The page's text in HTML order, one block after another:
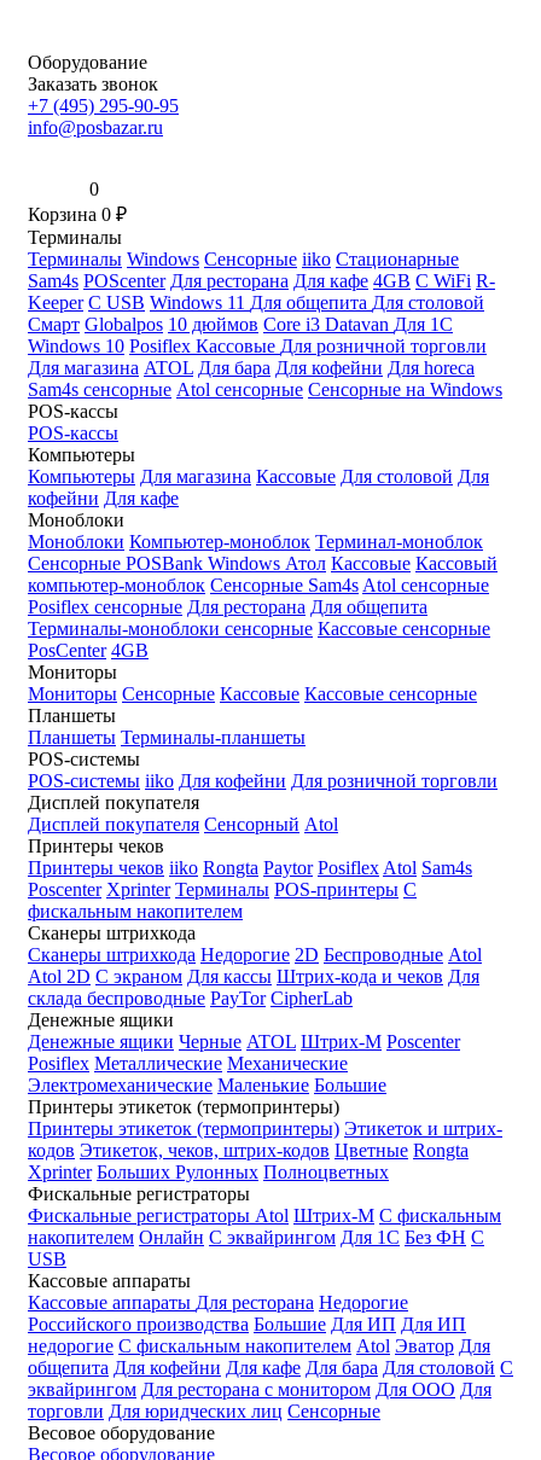
Оборудование
Заказать звонок
+7 (495) 295-90-95
info@posbazar.ru
0
Корзина 0 ₽
Терминалы
Терминалы Windows Сенсорные iiko Стационарные
Sam4s POScenter Для ресторана Для кафе 4GB С WiFi R-
Keeper С USB Windows 11 Для общепита Для столовой
Смарт Globalpos 10 дюймов Core i3 Datavan Для 1С
Windows 10 Posiflex Кассовые Для розничной торговли
Для магазина ATOL Для бара Для кофейни Для horeca
Sam4s сенсорные Atol сенсорные Сенсорные на Windows
POS-кассы
POS-кассы
Компьютеры
Компьютеры Для магазина Кассовые Для столовой Для
кофейни Для кафе
Моноблоки
Моноблоки Компьютер-моноблок Терминал-моноблок
Сенсорные POSBank Windows Атол Кассовые Кассовый
компьютер-моноблок Сенсорные Sam4s Atol сенсорные
Posiflex сенсорные Для ресторана Для общепита
Терминалы-моноблоки сенсорные Кассовые сенсорные
PosCenter 4GB
Мониторы
Мониторы Сенсорные Кассовые Кассовые сенсорные
Планшеты
Планшеты Терминалы-планшеты
POS-системы
POS-системы iiko Для кофейни Для розничной торговли
Дисплей покупателя
Дисплей покупателя Сенсорный Atol
Принтеры чеков
Принтеры чеков iiko Rongta Paytor Posiflex Atol Sam4s
Poscenter Xprinter Терминалы POS-принтеры С
фискальным накопителем
Сканеры штрихкода
Сканеры штрихкода Недорогие 2D Беспроводные Atol
Atol 2D С экраном Для кассы Штрих-кода и чеков Для
склада беспроводные PayTor CipherLab
Денежные ящики
Денежные ящики Черные ATOL Штрих-М Poscenter
Posiflex Металлические Механические
Электромеханические Маленькие Большие
Принтеры этикеток (термопринтеры)
Принтеры этикеток (термопринтеры) Этикеток и штрих-
кодов Этикеток, чеков, штрих-кодов Цветные Rongta
Xprinter Больших Рулонных Полноцветных
Фискальные регистраторы
Фискальные регистраторы Atol Штрих-М С фискальным
накопителем Онлайн С эквайрингом Для 1С Без ФН С
USB
Кассовые аппараты
Кассовые аппараты Для ресторана Недорогие
Российского производства Большие Для ИП Для ИП
недорогие С фискальным накопителем Atol Эватор Для
общепита Для кофейни Для кафе Для бара Для столовой С
эквайрингом Для ресторана с монитором Для ООО Для
торговли Для юридческих лиц Сенсорные
Весовое оборудование
Весовое оборудование